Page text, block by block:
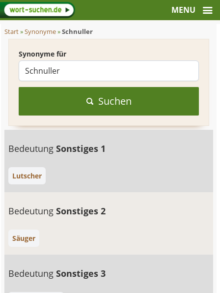
Start»Synonyme»Schnuller
Synonyme für
Suchen
BedeutungSonstiges 1
Lutscher
BedeutungSonstiges 2
Säuger
BedeutungSonstiges 3